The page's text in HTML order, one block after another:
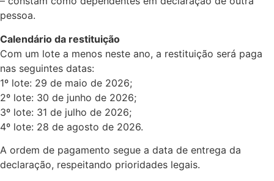
pessoa.
Calendário da restituição
Com um lote a menos neste ano, a restituição será paga
nas seguintes datas:
1º lote: 29 de maio de 2026;
2º lote: 30 de junho de 2026;
3º lote: 31 de julho de 2026;
4º lote: 28 de agosto de 2026.
A ordem de pagamento segue a data de entrega da
declaração, respeitando prioridades legais.